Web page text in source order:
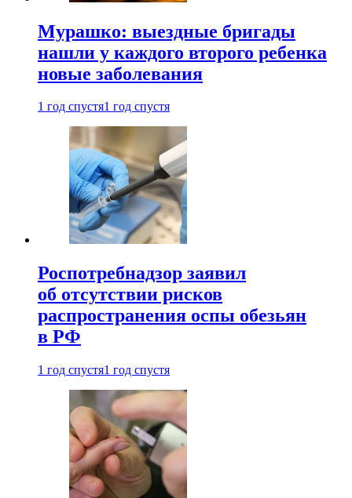
Мурашко: выездные бригады
нашли у каждого второго ребенка
новые заболевания
1 год спустя1 год спустя
Роспотребнадзор заявил
об отсутствии рисков
распространения оспы обезьян
в РФ
1 год спустя1 год спустя